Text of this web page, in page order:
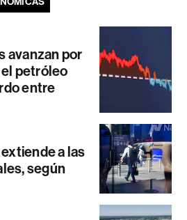
avanzan por
petróleo
entre
a las
según